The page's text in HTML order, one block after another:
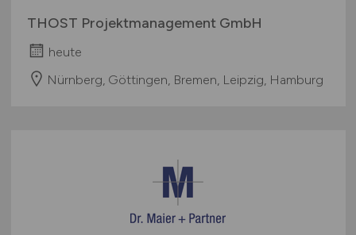
THOST Projektmanagement GmbH
heute
Nürnberg, Göttingen, Bremen, Leipzig, Hamburg